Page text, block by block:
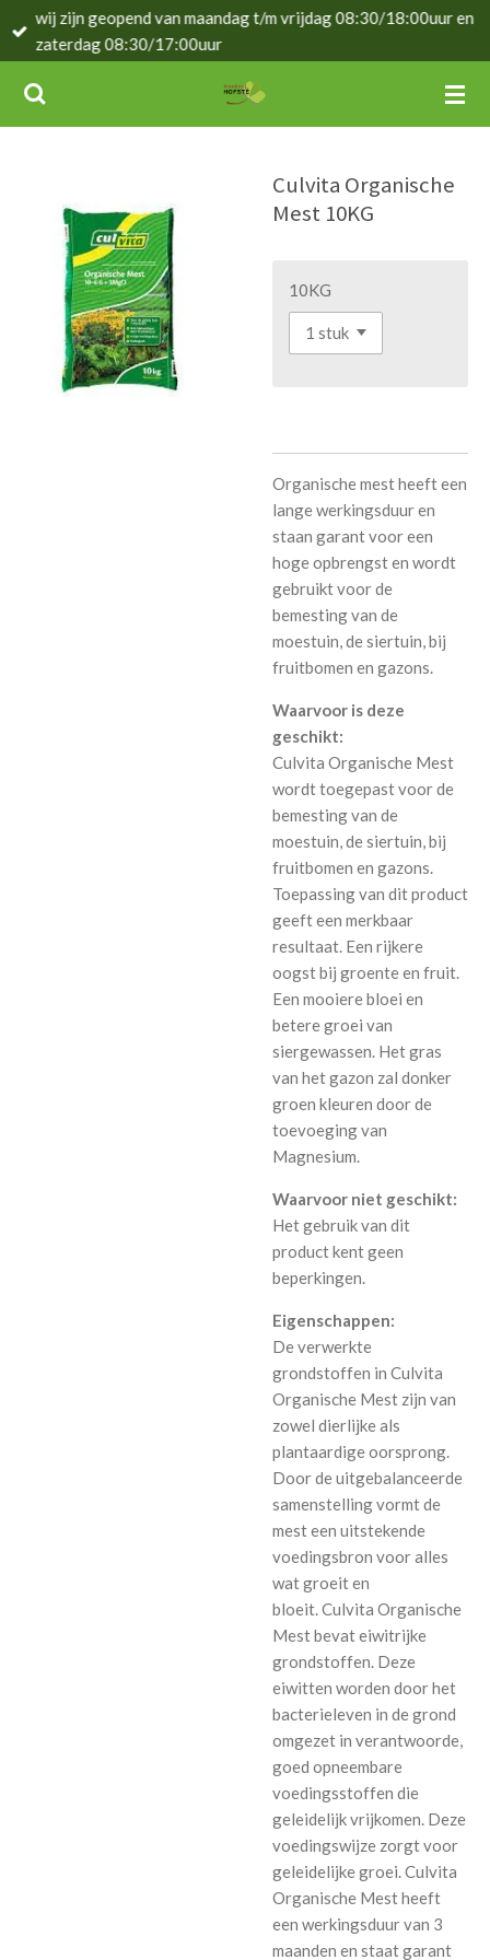
Ga
direct
de
hoofdinhoud
wij zijn geopend van maandag t/m vrijdag 08:30/18:00uur en
zaterdag 08:30/17:00uur
Culvita Organische
Mest 10KG
10KG
Organische mest heeft een
lange werkingsduur en
staan garant voor een
hoge opbrengst en wordt
gebruikt voor de
bemesting van de
moestuin, de siertuin, bij
fruitbomen en gazons.
Waarvoor is deze
geschikt:
Culvita Organische Mest
wordt toegepast voor de
bemesting van de
moestuin, de siertuin, bij
fruitbomen en gazons.
Toepassing van dit product
geeft een merkbaar
resultaat. Een rijkere
oogst bij groente en fruit.
Een mooiere bloei en
betere groei van
siergewassen. Het gras
van het gazon zal donker
groen kleuren door de
toevoeging van
Magnesium.
Waarvoor niet geschikt:
Het gebruik van dit
product kent geen
beperkingen.
Eigenschappen:
De verwerkte
grondstoffen in Culvita
Organische Mest zijn van
zowel dierlijke als
plantaardige oorsprong.
Door de uitgebalanceerde
samenstelling vormt de
mest een uitstekende
voedingsbron voor alles
wat groeit en
bloeit. Culvita Organische
Mest bevat eiwitrijke
grondstoffen. Deze
eiwitten worden door het
bacterieleven in de grond
omgezet in verantwoorde,
goed opneembare
voedingsstoffen die
geleidelijk vrijkomen. Deze
voedingswijze zorgt voor
geleidelijke groei. Culvita
Organische Mest heeft
een werkingsduur van 3
maanden en staat garant